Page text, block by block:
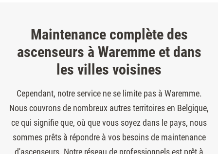
Maintenance complète des
ascenseurs à Waremme et dans
les villes voisines
Cependant, notre service ne se limite pas à Waremme.
Nous couvrons de nombreux autres territoires en Belgique,
ce qui signifie que, où que vous soyez dans le pays, nous
sommes prêts à répondre à vos besoins de maintenance